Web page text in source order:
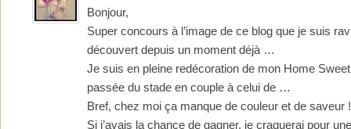
Bonjour,
Super concours à l’image de ce blog que je suis
découvert depuis un moment déjà …
Je suis en pleine redécoration de mon Home
passée du stade en couple à celui de …
Bref, chez moi ça manque de couleur et de saveur !
Si j’avais la chance de gagner, je craquerai pour